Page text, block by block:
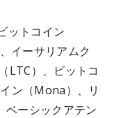
ットコイン
イーサリアムク
LTC）、ビットコ
ン（Mona）、リ
ベーシックアテン